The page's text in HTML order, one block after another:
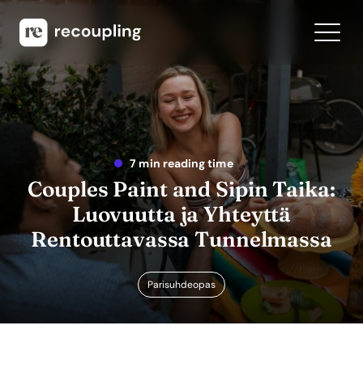
7 min reading time
Couples Paint and Sipin Taika:
Luovuutta ja Yhteyttä
Rentouttavassa Tunnelmassa
Parisuhdeopas